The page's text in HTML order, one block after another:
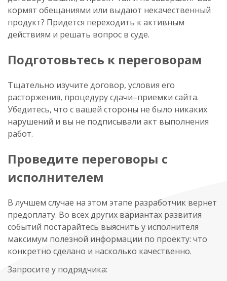
кормят обещаниями или выдают некачественный
продукт? Придется переходить к активным
действиям и решать вопрос в суде.
Подготовьтесь к переговорам
Тщательно изучите договор, условия его
расторжения, процедуру сдачи–приемки сайта.
Убедитесь, что с вашей стороны не было никаких
нарушений и вы не подписывали акт выполнения
работ.
Проведите переговоры с
исполнителем
В лучшем случае на этом этапе разработчик вернет
предоплату. Во всех других вариантах развития
событий постарайтесь выяснить у исполнителя
максимум полезной информации по проекту: что
конкретно сделано и насколько качественно.
Запросите у подрядчика: